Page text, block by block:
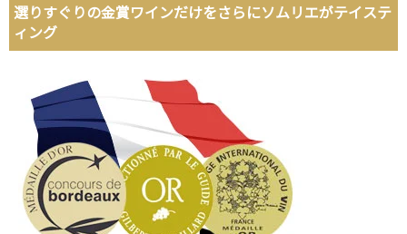
選りすぐりの金賞ワインだけをさらにソムリエがテイステ
ィング